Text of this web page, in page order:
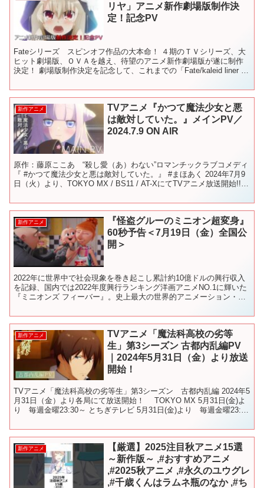
リヤ」アニメ新作劇場版制作決
定！記念PV
Fateシリーズ スピンオフ作品の大本命！ ４期のＴＶシリーズ、大
ヒット劇場版、ＯＶＡを越え、待望のアニメ新作劇場版が遂に制作
決定！ 劇場版制作決定を記念して、これまでの「Fate/kaleid liner プ
新作アニメ
TVアニメ『かつて魔法少女と悪
は敵対していた。』メインPV／
2024.7.9 ON AIR
原作：藤原ここあ “殺し愛（あ）わない”ロマンチックラブコメディ
『 #かつて魔法少女と悪は敵対していた。』 #まほあく 2024年7月9
日（火）より、TOKYO MX / BS11 / AT-XにてTVアニメ放送開始!!
新作アニメ
『怪盗グルーのミニオン超変身』
60秒予告＜7月19日（金）全国公
開＞
2022年に世界中で社会現象を巻き起こし累計約10億ドルの興行収入
を記録、国内では2022年度興行ランキング洋画アニメNO.1に輝いた
『ミニオンズ フィーバー』。史上最大の世界的アニメーション・シ
新作アニメ
TVアニメ「魔法科高校の劣等
生」第3シーズン 古都内乱編PV
｜2024年5月31日（金）より放送
開始！
TVアニメ「魔法科高校の劣等生」第3シーズン 古都内乱編 2024年5
月31日（金）より各局にて放送開始！ TOKYO MX 5月31日(金)よ
り 毎週金曜23:30～ とちぎテレビ 5月31日(金)より 毎週金曜23:30
新作アニメ
【厳選】2025注目秋アニメ15選
～新作版～ ,#おすすめアニメ
,#2025秋アニメ ,#永久のユウグレ
,#千歳くんはラムネ瓶のなか ,#ち